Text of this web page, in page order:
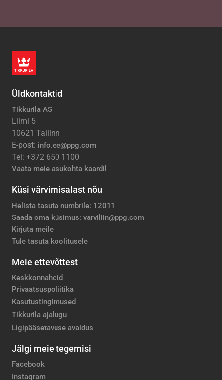
Üldkontaktid
Tikkurila AS
Liimi 5
10621 Tallinn
E-post: info.ee@ppg.com
Tel: +372 650 1100
Vaata meie asukohta kaardil
Küsi värvimisalast nõu
Helista tasuta numbrile: 12011
Saada oma küsimus: varviliin@ppg.com
Kirjuta meile
Tule tasuta koolitusele
Meie ettevõttest
Keskkonnahoid
Privaatsuspoliitika
Kasutustingimused
Tikkurila ajalugu
Ligipääsetavuse avaldus
Jälgi meie tegemisi
Facebook
Instagram